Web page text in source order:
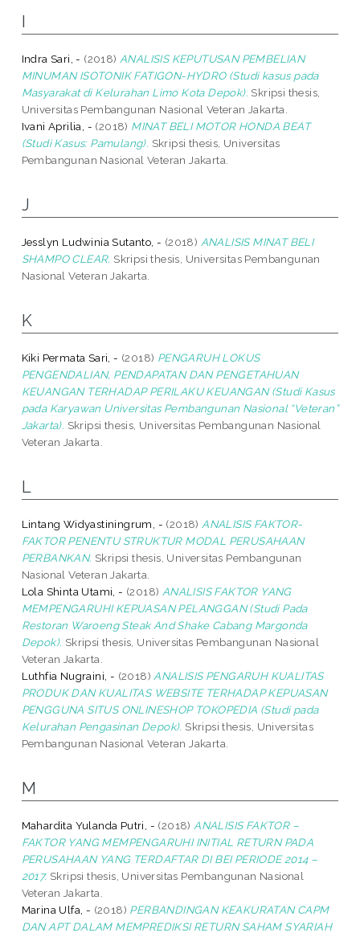
I
Indra Sari, - (2018) ANALISIS KEPUTUSAN PEMBELIAN
MINUMAN ISOTONIK FATIGON-HYDRO (Studi kasus pada
Masyarakat di Kelurahan Limo Kota Depok). Skripsi thesis,
Universitas Pembangunan Nasional Veteran Jakarta.
Ivani Aprilia, - (2018) MINAT BELI MOTOR HONDA BEAT
(Studi Kasus: Pamulang). Skripsi thesis, Universitas
Pembangunan Nasional Veteran Jakarta.
J
Jesslyn Ludwinia Sutanto, - (2018) ANALISIS MINAT BELI
SHAMPO CLEAR. Skripsi thesis, Universitas Pembangunan
Nasional Veteran Jakarta.
K
Kiki Permata Sari, - (2018) PENGARUH LOKUS
PENGENDALIAN, PENDAPATAN DAN PENGETAHUAN
KEUANGAN TERHADAP PERILAKU KEUANGAN (Studi Kasus
pada Karyawan Universitas Pembangunan Nasional “Veteran”
Jakarta). Skripsi thesis, Universitas Pembangunan Nasional
Veteran Jakarta.
L
Lintang Widyastiningrum, - (2018) ANALISIS FAKTOR-
FAKTOR PENENTU STRUKTUR MODAL PERUSAHAAN
PERBANKAN. Skripsi thesis, Universitas Pembangunan
Nasional Veteran Jakarta.
Lola Shinta Utami, - (2018) ANALISIS FAKTOR YANG
MEMPENGARUHI KEPUASAN PELANGGAN (Studi Pada
Restoran Waroeng Steak And Shake Cabang Margonda
Depok). Skripsi thesis, Universitas Pembangunan Nasional
Veteran Jakarta.
Luthfia Nugraini, - (2018) ANALISIS PENGARUH KUALITAS
PRODUK DAN KUALITAS WEBSITE TERHADAP KEPUASAN
PENGGUNA SITUS ONLINESHOP TOKOPEDIA (Studi pada
Kelurahan Pengasinan Depok). Skripsi thesis, Universitas
Pembangunan Nasional Veteran Jakarta.
M
Mahardita Yulanda Putri, - (2018) ANALISIS FAKTOR –
FAKTOR YANG MEMPENGARUHI INITIAL RETURN PADA
PERUSAHAAN YANG TERDAFTAR DI BEI PERIODE 2014 –
2017. Skripsi thesis, Universitas Pembangunan Nasional
Veteran Jakarta.
Marina Ulfa, - (2018) PERBANDINGAN KEAKURATAN CAPM
DAN APT DALAM MEMPREDIKSI RETURN SAHAM SYARIAH